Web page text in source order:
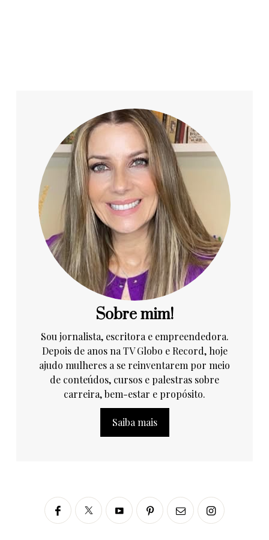
Sobre mim!
Sou jornalista, escritora e empreendedora.
Depois de anos na TV Globo e Record, hoje
ajudo mulheres a se reinventarem por meio
de conteúdos, cursos e palestras sobre
carreira, bem-estar e propósito.
Saiba mais